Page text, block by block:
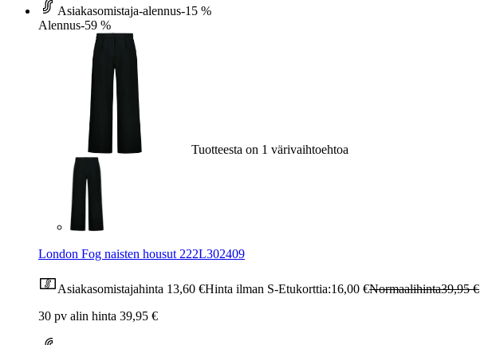
Asiakasomistaja-alennus-15 %
Alennus-59 %
Tuotteesta on 1 värivaihtoehtoa
London Fog naisten housut 222L302409
Asiakasomistajahinta 13,60 €Hinta ilman S-Etukorttia:16,00 €Normaalihinta39,95 €
30 pv alin hinta 39,95 €